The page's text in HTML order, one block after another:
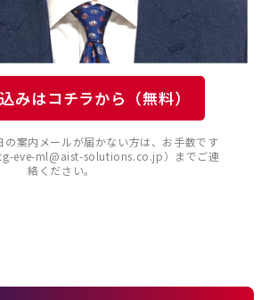
みはコチラから（無料）
案内メールが届かない方は、お手数です
eve-ml@aist-solutions.co.jp）までご連
絡ください。